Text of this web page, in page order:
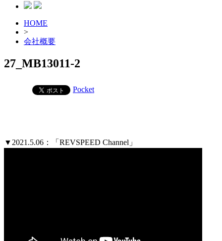
HOME
>
会社概要
27_MB13011-2
Pocket
▼2021.5.06：「REVSPEED Channel」